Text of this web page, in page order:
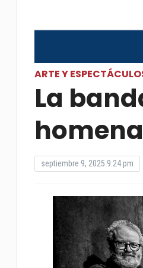
ARTE Y
La
septiembre 9, 2025 9:24 pm